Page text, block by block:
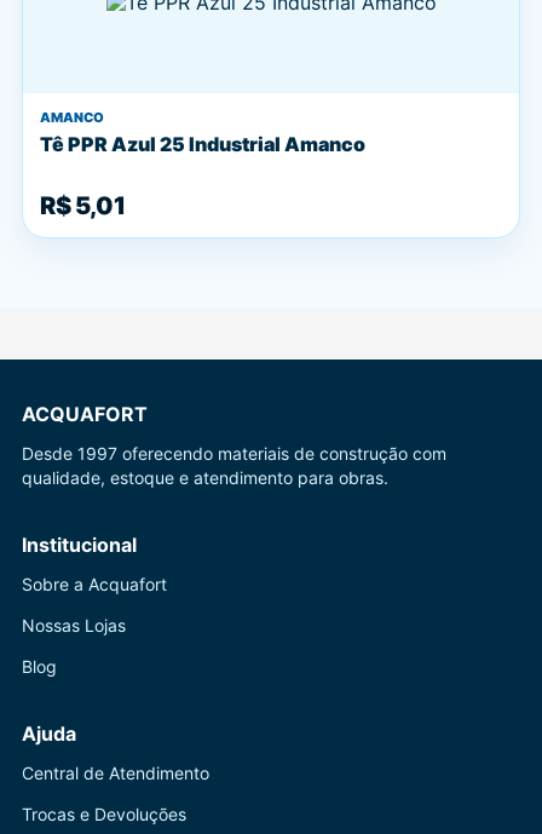
AMANCO
Tê PPR Azul 25 Industrial Amanco
R$ 5,01
ACQUAFORT
Desde 1997 oferecendo materiais de construção com
qualidade, estoque e atendimento para obras.
Institucional
Sobre a Acquafort
Nossas Lojas
Blog
Ajuda
Central de Atendimento
Trocas e Devoluções